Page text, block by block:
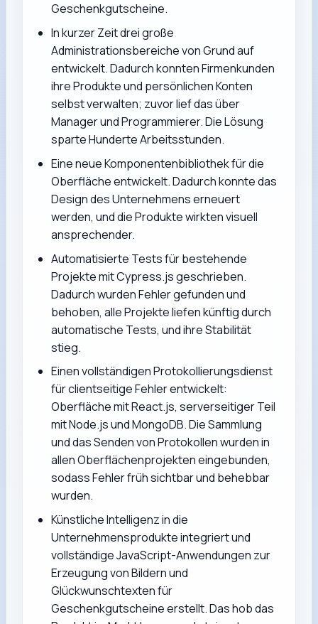
Geschenkgutscheine.
In kurzer Zeit drei große
Administrationsbereiche von Grund auf
entwickelt. Dadurch konnten Firmenkunden
ihre Produkte und persönlichen Konten
selbst verwalten; zuvor lief das über
Manager und Programmierer. Die Lösung
sparte Hunderte Arbeitsstunden.
Eine neue Komponentenbibliothek für die
Oberfläche entwickelt. Dadurch konnte das
Design des Unternehmens erneuert
werden, und die Produkte wirkten visuell
ansprechender.
Automatisierte Tests für bestehende
Projekte mit Cypress.js geschrieben.
Dadurch wurden Fehler gefunden und
behoben, alle Projekte liefen künftig durch
automatische Tests, und ihre Stabilität
stieg.
Einen vollständigen Protokollierungsdienst
für clientseitige Fehler entwickelt:
Oberfläche mit React.js, serverseitiger Teil
mit Node.js und MongoDB. Die Sammlung
und das Senden von Protokollen wurden in
allen Oberflächenprojekten eingebunden,
sodass Fehler früh sichtbar und behebbar
wurden.
Künstliche Intelligenz in die
Unternehmensprodukte integriert und
vollständige JavaScript-Anwendungen zur
Erzeugung von Bildern und
Glückwunschtexten für
Geschenkgutscheine erstellt. Das hob das